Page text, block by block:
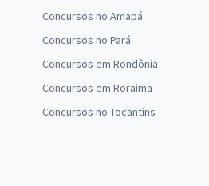
Concursos no Amapá
Concursos no Pará
Concursos em Rondônia
Concursos em Roraima
Concursos no Tocantins